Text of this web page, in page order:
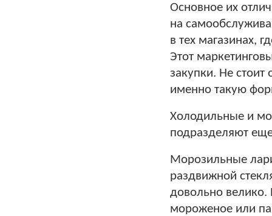
Основное их
на
в тех магазинах,
Этот
закупки. Не стоит
именно такую
Холодильные и
подразделяют
Морозильные
раздвижной
довольно велико.
мороженое или